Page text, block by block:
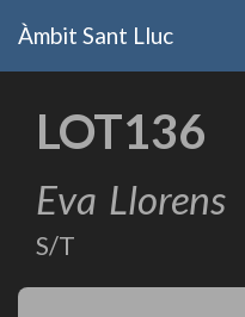
Àmbit Sant Lluc
LOT136
Eva Llorens
S/T